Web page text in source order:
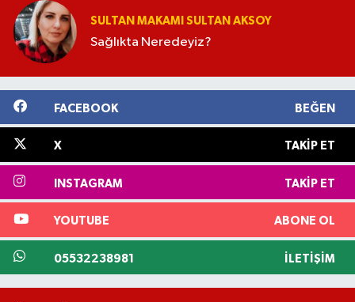
SULTAN MAKAMI SULTAN AKSOY
Sağlıkta Neredeyiz?
FACEBOOK BEĞEN
X TAKIP ET
INSTAGRAM TAKIP ET
YOUTUBE ABONE OL
05532238981 İLETIŞIM